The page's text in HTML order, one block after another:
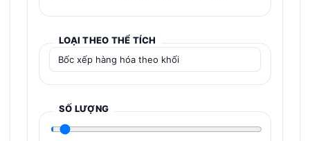
LOẠI THEO THỂ TÍCH
SỐ LƯỢNG